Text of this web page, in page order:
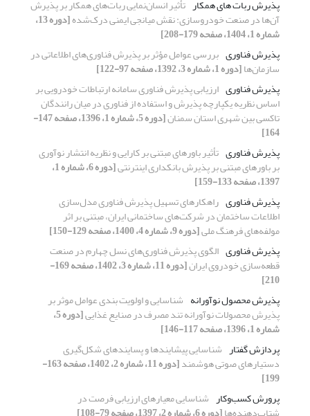
پذیرش ربات های همکار تأثیر انسان‌نمایی ربات‌های همکار بر پذیرش
آن‌ها در صنعت خودروسازی: نقش میانجی ایمنی درک‌شده [دوره 13،
شماره 1، 1404، صفحه 179-208]
پذیرش فناوری بررسی عوامل مؤثر بر پذیرش فناوری‌های اطلاعاتی در
سازمان‌ها[دوره 1، شماره 3، 1392، صفحه 97-122]
پذیرش فناوری ارزیابی پذیرش فناوری سامانه ارتباطات خودرویی بر
اساس نظریه یکپارچه پذیرش و استفاده از فناوری در میان رانندگان
تاکسی بین ‏شهری استان سمنان [دوره 5، شماره 1، 1396، صفحه 147-
164]
پذیرش فناوری تأثیر باورهای مبتنی بر کارایی و نظریه انتشار نوآوری
بر باورهای مبتنی بر پذیرش بانکداری اینترنتی [دوره 6، شماره 1،
1397، صفحه 133-159]
پذیرش فناوری راهکارهای تسهیل پذیرش فناوری مدل‌سازی
اطلاعات ساختمان در شرکت‌های ساختمانی ایران، مبتنی بر اثر
مولفه‌های فرهنگ ملی[دوره 9، شماره 4، 1400، صفحه 129-150]
پذیرش فناوری الگوی پذیرش فناوری‌های نسل چهارم در صنعت
قطعه‌‌سازی خودروی ایران [دوره 11، شماره 3، 1402، صفحه 169-
210]
پذیرش محصول نوآورانه شناسایی و اولویت بندی عوامل موثر بر
پذیرش محصولات نوآورانه تند مصرف در صنایع غذایی [دوره 5،
شماره 1، 1396، صفحه 117-146]
پردازش گفتار شناسایی پیشایندها و پسایندهای شکل‌گیری
دستیارهای صوتی هوشمند [دوره 11، شماره 2، 1402، صفحه 163-
199]
پرورش کسب‌وکار شناسایی معیارهای ارزیابی فرصت در